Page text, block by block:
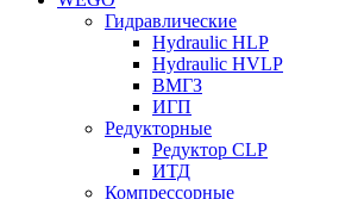
Гидравлические
Hydraulic HLP
Hydraulic HVLP
ВМГЗ
ИГП
Редукторные
Редуктор CLP
ИТД
Компрессорные